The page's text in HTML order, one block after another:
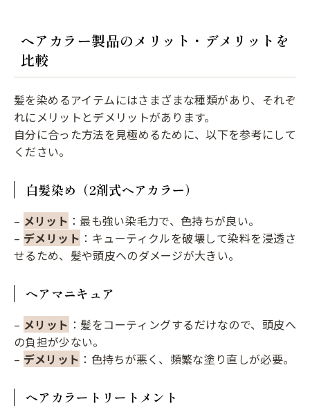
ヘアカラー製品のメリット・デメリットを
比較
髪を染めるアイテムにはさまざまな種類があり、それぞ
れにメリットとデメリットがあります。
自分に合った方法を見極めるために、以下を参考にして
ください。
白髪染め（2剤式ヘアカラー）
– メリット ：最も強い染毛力で、色持ちが良い。
– デメリット ：キューティクルを破壊して染料を浸透さ
せるため、髪や頭皮へのダメージが大きい。
ヘアマニキュア
– メリット ：髪をコーティングするだけなので、頭皮へ
の負担が少ない。
– デメリット ：色持ちが悪く、頻繁な塗り直しが必要。
ヘアカラートリートメント